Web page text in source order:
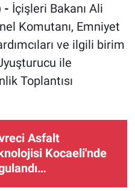
- İçişleri Bakanı Ali
Komutanı, Emniyet
ve ilgili birim
ile
Toplantısı
Asfalt
Kocaeli'nde